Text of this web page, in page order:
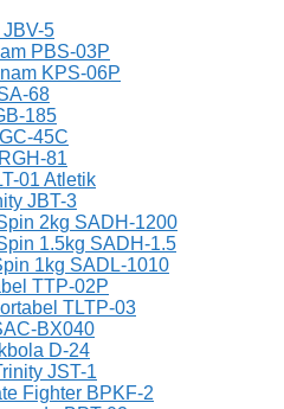
5
PBS-03P
KPS-06P
68
185
45C
81
01 Atletik
JBT-3
2kg SADH-1200
1.5kg SADH-1.5
1kg SADL-1010
TTP-02P
TLTP-03
BX040
D-24
JST-1
Fighter BPKF-2